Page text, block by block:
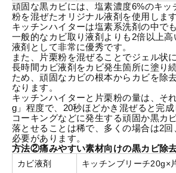
頑固な黒カビには、塩素濃度6%のキッ
粉を混ぜたオリジナル液剤を使用します
キッチンハイターは塩素系洗剤の中で
一般的なカビ取り液剤よりも2倍以上高
液剤として非常に優秀です。
また、片栗粉を混ぜることでジェル状
長時間カビ液剤をカビ発生箇所に塗り
ため、頑固なカビの根本からカビを除
なります。
キッチンハイターと片栗粉の量は、そ
g」程度で、20秒ほどかき混ぜると完成
コーキングなどに発生する頑固か黒カ
落とせることは稀で、多くの場合は2
必要があります。
方法②痛みやすい素材向けの黒カビ除
カビ液剤 キッチンブリーチ20g×